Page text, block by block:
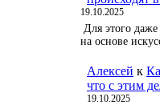
19.10.2025
Для этого
на основе
Алексей к
что с этим
19.10.2025